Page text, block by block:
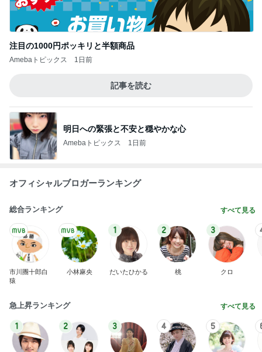
注目の1000円ポッキリと半額商品
Amebaトピックス 1日前
記事を読む
明日への緊張と不安と穏やかな心
Amebaトピックス 1日前
オフィシャルブロガーランキング
総合ランキング すべて見る
市川團十郎白
猿
小林麻央
1
だいたひかる
2
桃
3
クロ
急上昇ランキング すべて見る
1 2 3 4 5